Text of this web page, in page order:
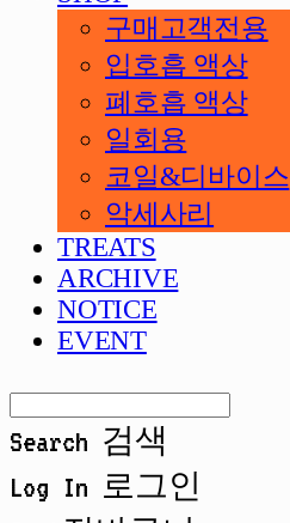
구매고객전용
입호흡 액상
폐호흡 액상
일회용
코일&디바이스
악세사리
TREATS
ARCHIVE
NOTICE
EVENT
Search 검색
Log In 로그인